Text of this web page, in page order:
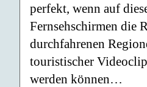
perfekt, wenn auf
Fernsehschirmen die
durchfahrenen
touristischer
werden können…